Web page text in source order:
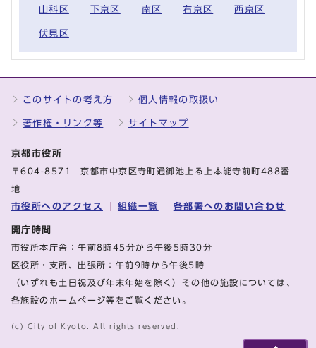
山科区 下京区 南区 右京区 西京区
伏見区
このサイトの考え方 個人情報の取扱い
著作権・リンク等 サイトマップ
京都市役所
〒604-8571 京都市中京区寺町通御池上る上本能寺前町488番
地
市役所へのアクセス 組織一覧 各部署へのお問い合わせ
開庁時間
市役所本庁舎：午前8時45分から午後5時30分
区役所・支所、出張所：午前9時から午後5時
（いずれも土日祝及び年末年始を除く）その他の施設については、
各施設のホームページ等をご覧ください。
(c) City of Kyoto. All rights reserved.